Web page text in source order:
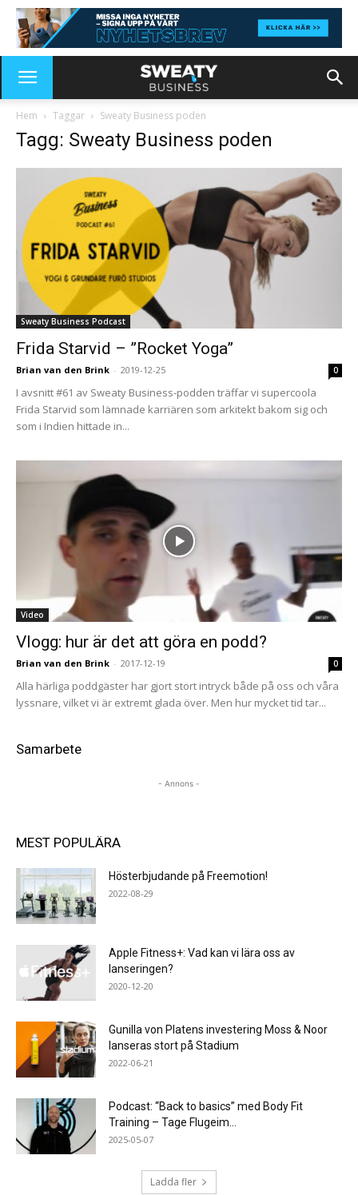
Hem Taggar Sweaty Business poden
Tagg: Sweaty Business poden
Sweaty Business Podcast
Frida Starvid – ”Rocket Yoga”
Brian van den Brink - 2019-12-25 0
I avsnitt #61 av Sweaty Business-podden träffar vi supercoola
Frida Starvid som lämnade karriären som arkitekt bakom sig och
som i Indien hittade in...
Video
Vlogg: hur är det att göra en podd?
Brian van den Brink - 2017-12-19 0
Alla härliga poddgäster har gjort stort intryck både på oss och våra
lyssnare, vilket vi är extremt glada över. Men hur mycket tid tar...
Samarbete
- Annons -
MEST POPULÄRA
Hösterbjudande på Freemotion!
2022-08-29
Apple Fitness+: Vad kan vi lära oss av
lanseringen?
2020-12-20
Gunilla von Platens investering Moss & Noor
lanseras stort på Stadium
2022-06-21
Podcast: “Back to basics” med Body Fit
Training – Tage Flugeim...
2025-05-07
Ladda fler